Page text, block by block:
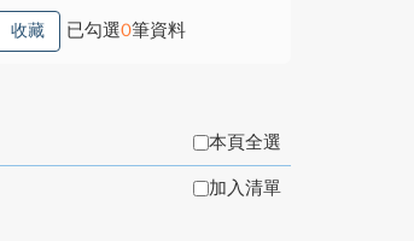
收藏 已勾選0筆資料
本頁全選
加入清單